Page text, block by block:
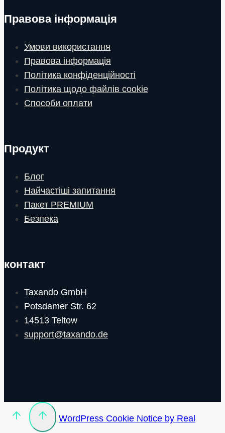
Правова інформація
Умови використання
Правова інформація
Політика конфіденційності
Політика щодо файлів cookie
Способи оплати
Продукт
Блог
Найчастіші запитання
Пакет PREMIUM
Безпека
контакт
Taxando GmbH
Potsdamer Str. 62
14513 Teltow
support@taxando.de
WordPress Cookie Notice by Real